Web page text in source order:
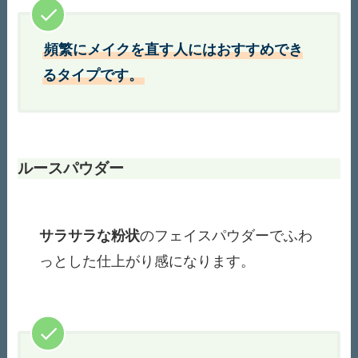
頻繁にメイクを直す人にはおすすめでき
るタイプです。
ルースパウダー
サラサラな粉状のフェイスパウダーでふわ
っとした仕上がり感になります。